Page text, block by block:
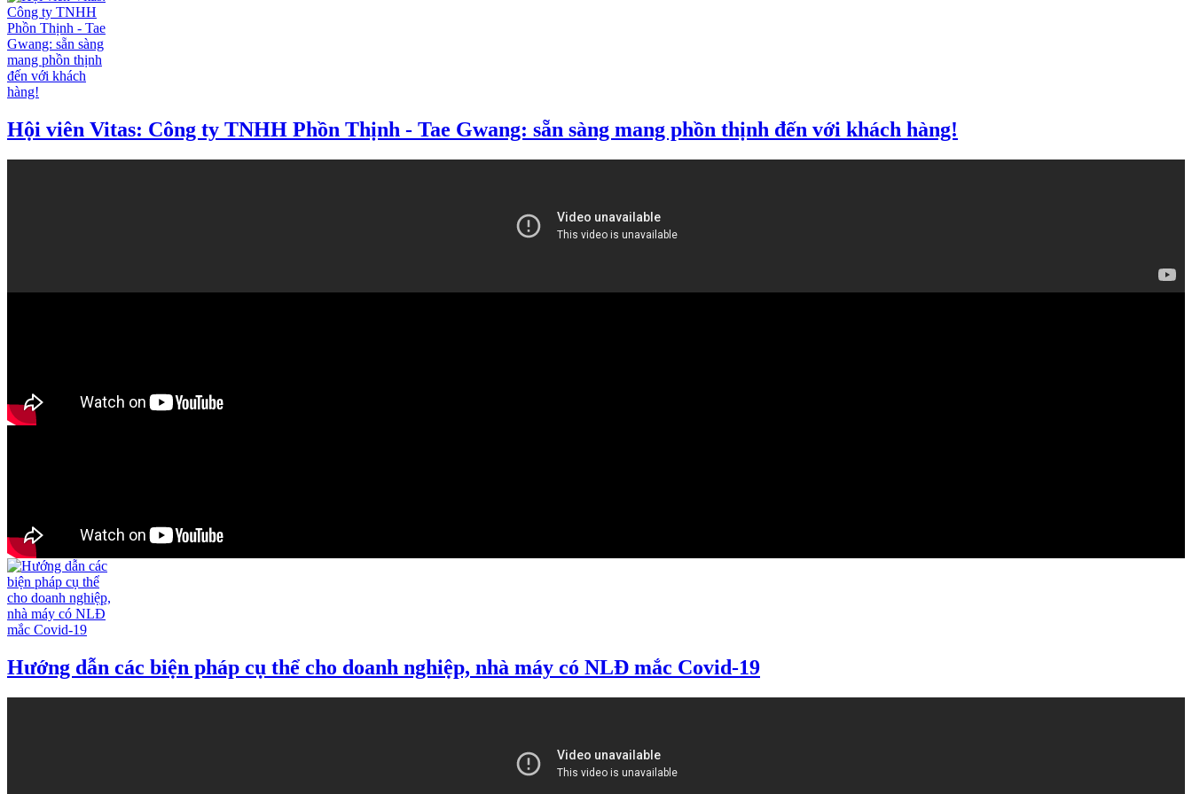
Hội viên Vitas: Công ty TNHH Phồn Thịnh - Tae Gwang: sẵn sàng mang phồn thịnh đến với khách hàng!
Hướng dẫn các biện pháp cụ thể cho doanh nghiệp, nhà máy có NLĐ mắc Covid-19